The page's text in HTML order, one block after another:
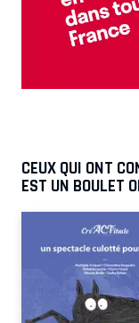
CEUX QUI ONT
EST UN BOULET